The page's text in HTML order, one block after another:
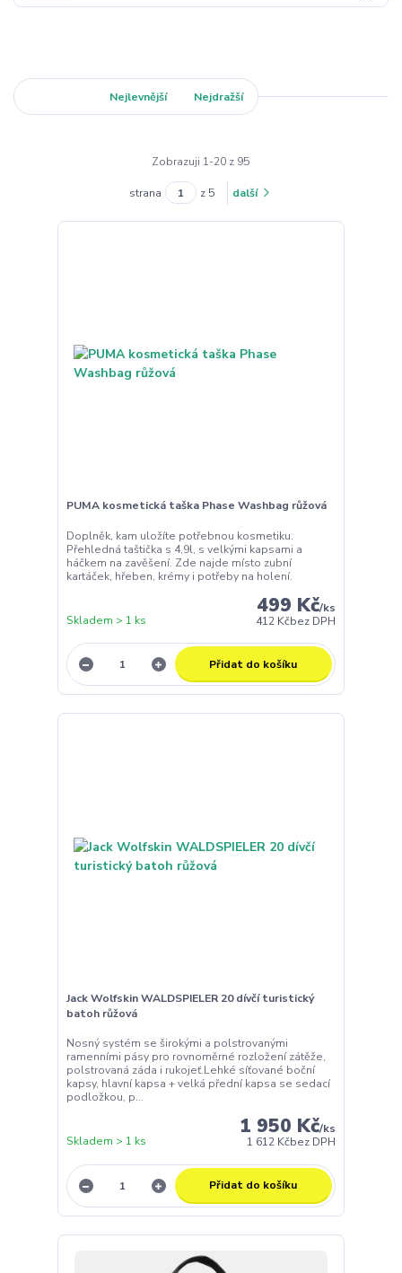
Nejlevnější Nejdražší
Zobrazuji 1-20 z 95
strana z 5 další
PUMA kosmetická taška Phase Washbag růžová
Doplněk, kam uložíte potřebnou kosmetiku.
Přehledná taštička s 4,9l, s velkými kapsami a
háčkem na zavěšení. Zde najde místo zubní
kartáček, hřeben, krémy i potřeby na holení.
499 Kč/ks
412 Kčbez DPH
Skladem > 1 ks
Přidat do košíku
Jack Wolfskin WALDSPIELER 20 dívčí turistický
batoh růžová
Nosný systém se širokými a polstrovanými
ramenními pásy pro rovnoměrné rozložení zátěže,
polstrovaná záda i rukojeť.Lehké síťované boční
kapsy, hlavní kapsa + velká přední kapsa se sedací
podložkou, p...
1 950 Kč/ks
1 612 Kčbez DPH
Skladem > 1 ks
Přidat do košíku